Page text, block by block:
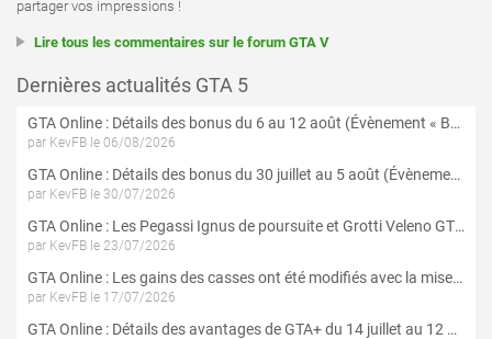
partager vos impressions !
Lire tous les commentaires sur le forum GTA V
Dernières actualités GTA 5
GTA Online : Détails des bonus du 6 au 12 août (Évènement « Braquages de l'été » - Suite et fin)
par KevFB le 06/08/2026
GTA Online : Détails des bonus du 30 juillet au 5 août (Évènement « Braquages d'été »)
par KevFB le 30/07/2026
GTA Online : Les Pegassi Ignus de poursuite et Grotti Veleno GT sont maintenant disponibles
par KevFB le 23/07/2026
GTA Online : Les gains des casses ont été modifiés avec la mise à jour « Le Braquage du Kortz Center »
par KevFB le 17/07/2026
GTA Online : Détails des avantages de GTA+ du 14 juillet au 12 août